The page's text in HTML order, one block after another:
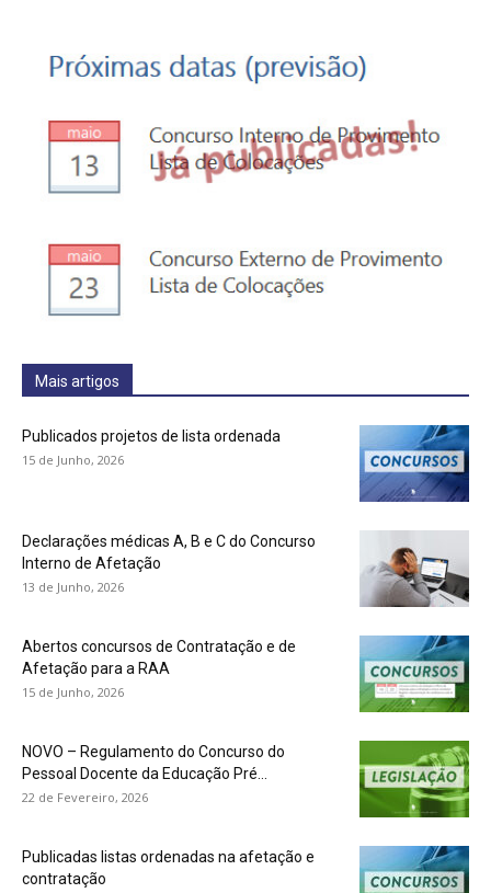
Mais artigos
Publicados projetos de lista ordenada
15 de Junho, 2026
Declarações médicas A, B e C do Concurso
Interno de Afetação
13 de Junho, 2026
Abertos concursos de Contratação e de
Afetação para a RAA
15 de Junho, 2026
NOVO – Regulamento do Concurso do
Pessoal Docente da Educação Pré...
22 de Fevereiro, 2026
Publicadas listas ordenadas na afetação e
contratação